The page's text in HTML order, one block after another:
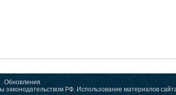
Обновления
законодательством РФ. Использование материалов